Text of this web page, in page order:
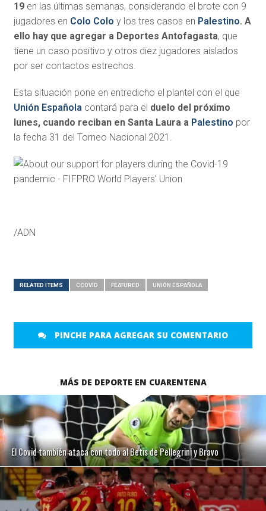
19en las últimas semanas, considerando el brote con 9
jugadores en Colo Colo y los tres casos en Palestino. A
ello hay que agregar a Deportes Antofagasta, que
tiene un caso positivo y otros diez jugadores aislados
por ser contactos estrechos.
Esta situación pone en entredicho el plantel con el que
Unión Españolacontará para el duelo del próximo
lunes, cuando reciban en Santa Laura a Palestino por
la fecha 31 del Torneo Nacional 2021.
/ADN
RELATED ITEMS CCOVID FEATURED UNIÓN ESPAÑOLA
PINCHE PARA AGREGAR SU COMENTARIO
MÁS DE DEPORTE EN CUARENTENA
El Covid también ataca con todo al Betis de Pellegrini y Bravo